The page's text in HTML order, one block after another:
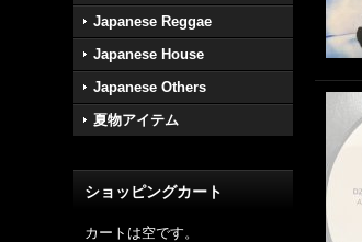
Japanese Reggae
Japanese House
Japanese Others
夏物アイテム
ショッピングカート
カートは空です。